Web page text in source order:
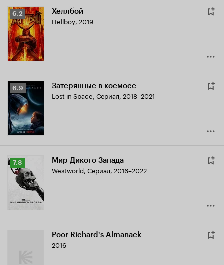
Рейтинг
Кинопоиска
6.2
6.2 Хеллбой
Hellboy, 2019
Рейтинг
Кинопоиска
6.9
6.9 Затерянные в космосе
Lost in Space, Сериал, 2018–2021
Рейтинг
Кинопоиска
7.8
7.8 Мир Дикого Запада
Westworld, Сериал, 2016–2022
Poor Richard's Almanack
2016